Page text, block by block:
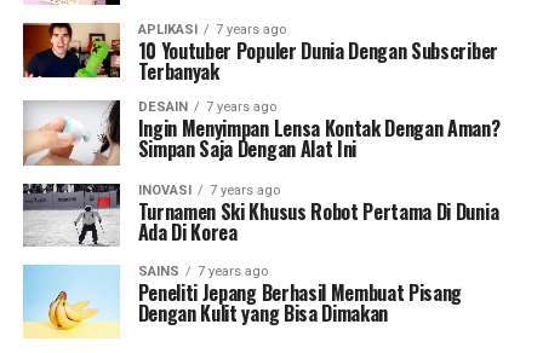
APLIKASI 7 years ago
10 Youtuber Populer Dunia Dengan Subscriber
Terbanyak
DESAIN 7 years ago
Ingin Menyimpan Lensa Kontak Dengan Aman?
Simpan Saja Dengan Alat Ini
INOVASI 7 years ago
Turnamen Ski Khusus Robot Pertama Di Dunia
Ada Di Korea
SAINS 7 years ago
Peneliti Jepang Berhasil Membuat Pisang
Dengan Kulit yang Bisa Dimakan